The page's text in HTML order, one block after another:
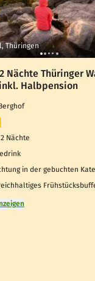
Thüringen
Nächte Thüringer
Halbpension
Nächte
in der gebuchten